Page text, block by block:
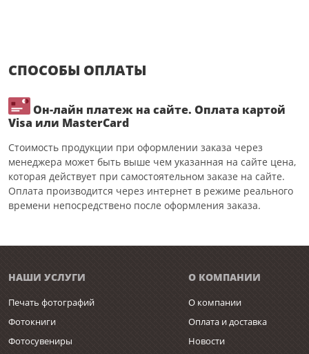
СПОСОБЫ ОПЛАТЫ
Он-лайн платеж на сайте. Оплата картой
Visa или MasterCard
Стоимость продукции при оформлении заказа через
менеджера может быть выше чем указанная на сайте цена,
которая действует при самостоятельном заказе на сайте.
Оплата производится через интернет в режиме реального
времени непосредствено после оформления заказа.
НАШИ УСЛУГИ
Печать фотографий
Фотокниги
Фотосувениры
О КОМПАНИИ
О компании
Оплата и доставка
Новости